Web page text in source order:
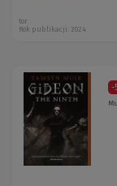
tor
Rok publikacji: 2024
-